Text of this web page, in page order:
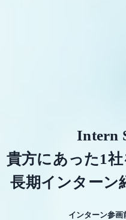
Intern
貴方にあった1
長期インターン
インターン参画